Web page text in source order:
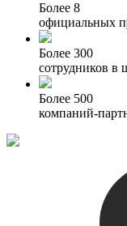
Более 8
официальных
Более 300
сотрудников в
Более 500
компаний-